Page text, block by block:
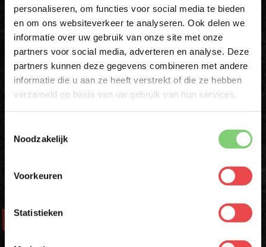
personaliseren, om functies voor social media te bieden
en om ons websiteverkeer te analyseren. Ook delen we
informatie over uw gebruik van onze site met onze
partners voor social media, adverteren en analyse. Deze
partners kunnen deze gegevens combineren met andere
informatie die u aan ze heeft verstrekt of die ze hebben
verzameld op basis van uw gebruik van hun services.
Noodzakelijk
Voorkeuren
Statistieken
10% korting op je
eerste bestelling*
Schrijf je in voor onze nieuwsbrief en ontvang direct
10% korting op jouw eerste bestelling.
VOORNAAM
ACHTERNAAM
Altijd als eerste op de hoogte zijn van nieuwe acties,
inspiratie en tips om nóg meer uit jouw vlees te halen?
Met de BBQuality App voor Android en iOS ontvang je ook
exclusieve App-Only deals die je nergens anders vindt.
Download 'm nu en ontdek het gemak zelf!
Aanbod